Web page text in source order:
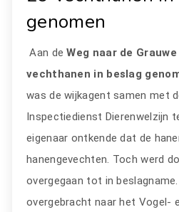
genomen
Aan deWeg naar de
vechthanen in beslag
was de wijkagent samen met
Inspectiedienst Dierenwelzijn
eigenaar ontkende dat de
hanengevechten. Toch werd
overgegaan tot in
overgebracht naar het Vogel-